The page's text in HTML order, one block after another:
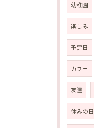
幼稚園
楽しみ
予定日
カフェ
友達
休みの日